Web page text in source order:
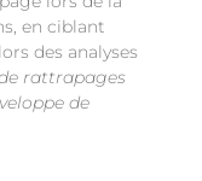
en ciblant
des analyses
rattrapages
de